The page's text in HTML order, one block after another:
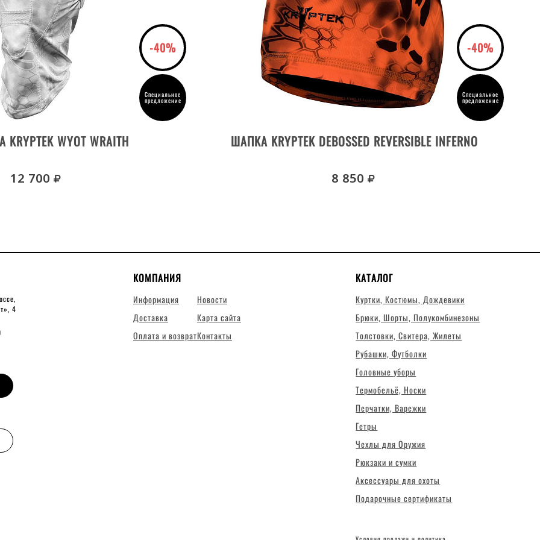
-40%
Специальное
предложение
WYOT WRAITH
12 700
-40%
Специальное
предложение
ШАПКА KRYPTEK DEBOSSED REVERSIBLE INFERNO
8 850
4
КОМПАНИЯ
Информация
Доставка
Оплата и возврат
Новости
Карта сайта
Контакты
КАТАЛОГ
Куртки, Костюмы, Дождевики
Брюки, Шорты, Полукомбинезоны
Толстовки, Свитера, Жилеты
Рубашки, Футболки
Головные уборы
Термобельё, Носки
Перчатки, Варежки
Гетры
Чехлы для Оружия
Рюкзаки и сумки
Аксессуары для охоты
Подарочные сертификаты